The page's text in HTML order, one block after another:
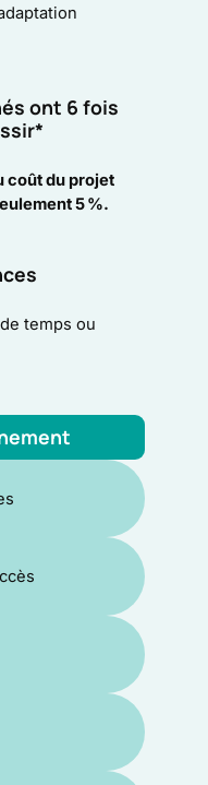
ont 6 fois
coût du projet
5 %.
temps ou